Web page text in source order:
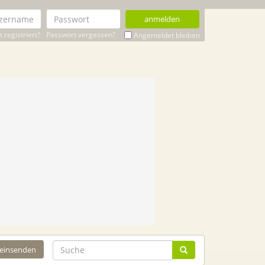
anmelden
registriert? Passwort vergessen? Angemeldet bleiben